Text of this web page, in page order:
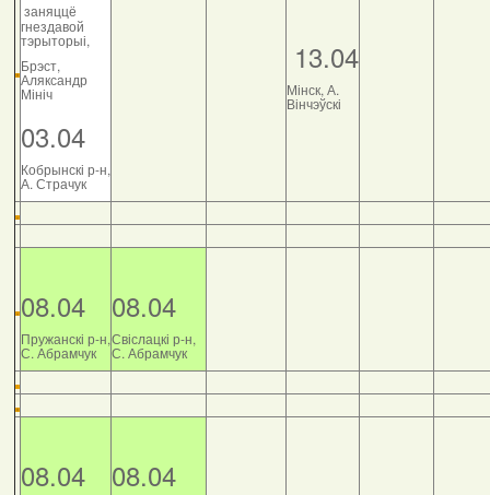
заняццё
гнездавой
тэрыторыі,
Брэст,
Аляксандр
Мініч
03.04
Кобрынскі р-н,
А. Страчук
13.04
Мінск, А.
Вінчэўскі
08.04
Пружанскі р-н,
С. Абрамчук
08.04
Свіслацкі р-н,
С. Абрамчук
08.04 08.04